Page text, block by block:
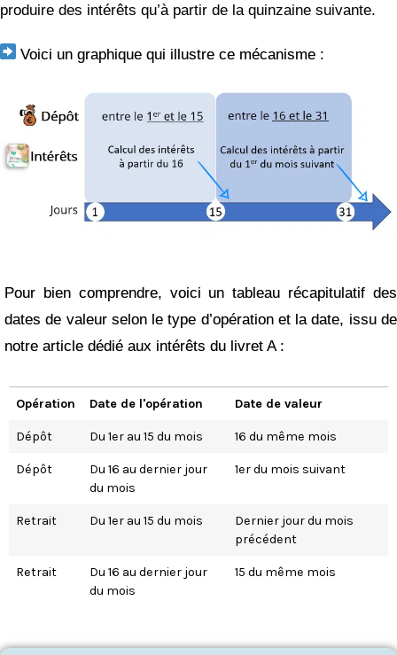
produire des intérêts qu’à partir de la quinzaine suivante.
Voici un graphique qui illustre ce mécanisme :
Pour bien comprendre, voici un tableau récapitulatif des
dates de valeur selon le type d’opération et la date, issu de
notre article dédié aux intérêts du livret A :
Opération Date de l'opération Date de valeur
Dépôt Du 1er au 15 du mois 16 du même mois
Dépôt
Du 16 au dernier jour
du mois
1er du mois suivant
Retrait Du 1er au 15 du mois
Dernier jour du mois
précédent
Retrait
Du 16 au dernier jour
du mois
15 du même mois